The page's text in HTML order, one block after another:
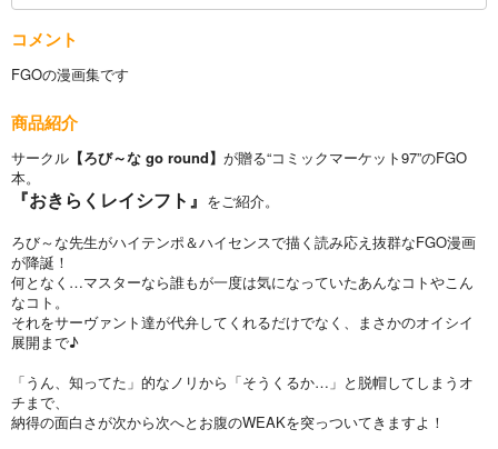
コメント
FGOの漫画集です
商品紹介
サークル 【ろび～な go round】 が贈る“コミックマーケット97”のFGO
本。
『おきらくレイシフト』 をご紹介。
ろび～な先生がハイテンポ＆ハイセンスで描く読み応え抜群なFGO漫画
が降誕！
何となく…マスターなら誰もが一度は気になっていたあんなコトやこん
なコト。
それをサーヴァント達が代弁してくれるだけでなく、まさかのオイシイ
展開まで♪
「うん、知ってた」的なノリから「そうくるか…」と脱帽してしまうオ
チまで、
納得の面白さが次から次へとお腹のWEAKを突っついてきますよ！